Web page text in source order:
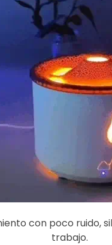
con poco ruido,
trabajo.